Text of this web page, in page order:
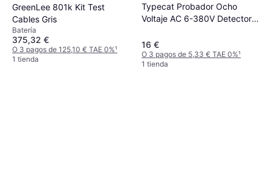
GreenLee 801k Kit Test
Cables Gris
Batería
375,32 €
O 3 pagos de 125,10 € TAE 0%¹
1 tienda
Typecat Probador Ocho
Voltaje AC 6-380V Detector
16 €
O 3 pagos de 5,33 € TAE 0%¹
1 tienda